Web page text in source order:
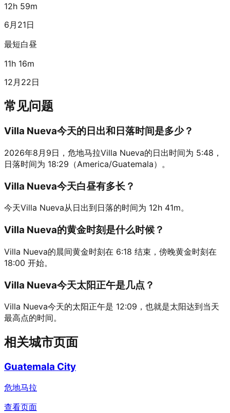
12h 59m
6月21日
最短白昼
11h 16m
12月22日
常见问题
Villa Nueva今天的日出和日落时间是多少？
2026年8月9日，危地马拉Villa Nueva的日出时间为 5:48，
日落时间为 18:29（America/Guatemala）。
Villa Nueva今天白昼有多长？
今天Villa Nueva从日出到日落的时间为 12h 41m。
Villa Nueva的黄金时刻是什么时候？
Villa Nueva的晨间黄金时刻在 6:18 结束，傍晚黄金时刻在
18:00 开始。
Villa Nueva今天太阳正午是几点？
Villa Nueva今天的太阳正午是 12:09，也就是太阳达到当天
最高点的时间。
相关城市页面
Guatemala City
危地马拉
查看页面